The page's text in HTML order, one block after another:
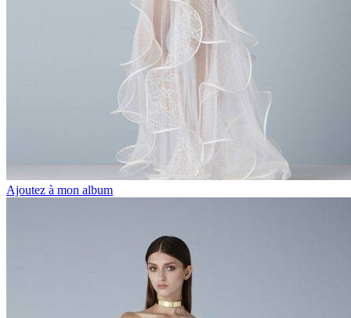
Ajoutez à mon album